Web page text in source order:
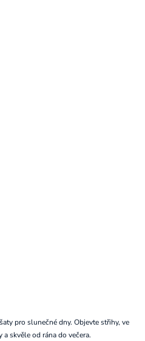
pro slunečné dny. Objevte střihy, ve
skvěle od rána do večera.